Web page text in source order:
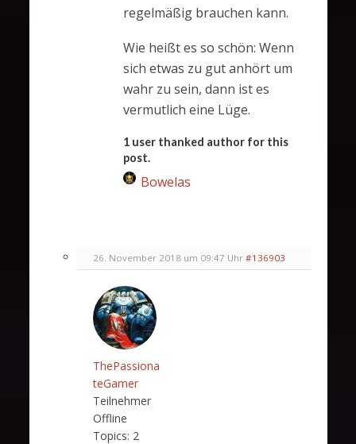
regelmäßig brauchen kann.
Wie heißt es so schön: Wenn
sich etwas zu gut anhört um
wahr zu sein, dann ist es
vermutlich eine Lüge.
1 user thanked author for this
post.
Bowelas
26. November 2018 um 09:47 Uhr #136903
ThePassiona
teGamer
Teilnehmer
Offline
Topics: 2